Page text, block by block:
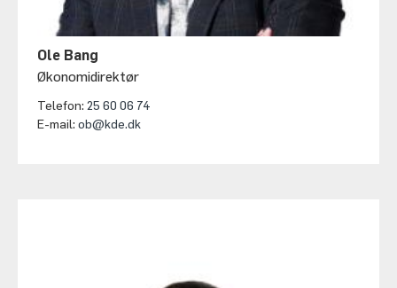
Ole Bang
Økonomidirektør
Telefon: 25 60 06 74
E-mail: ob@kde.dk